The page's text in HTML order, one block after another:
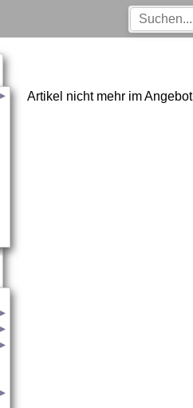
Artikel nicht mehr im Angebot